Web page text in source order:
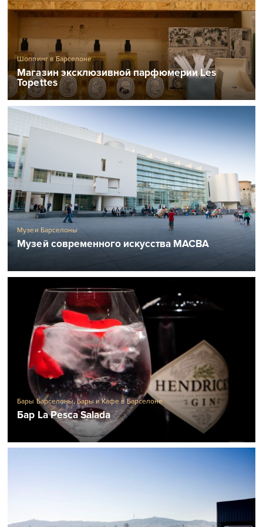
Шоппинг в Барселоне
Магазин эксклюзивной парфюмерии Les
Topettes
Музеи Барселоны
Музей современного искусства MACBA
Бары Барселоны, Бары и Кафе в Барселоне
Бар La Pesca Salada